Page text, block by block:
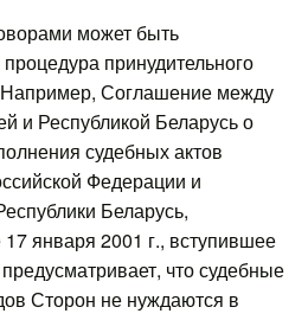
может быть
принудительного
Соглашение между
и Республикой Беларусь о
судебных актов
Федерации и
Беларусь,
января 2001 г., вступившее
что судебные
Сторон не нуждаются в